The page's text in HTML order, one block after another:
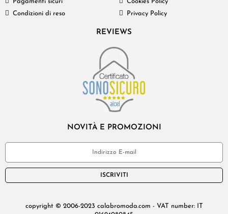
Condizioni di reso
Privacy Policy
REVIEWS
NOVITÀ E PROMOZIONI
ISCRIVITI
copyright © 2006-2023 calabromoda.com - VAT number: IT